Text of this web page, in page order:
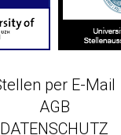
per E-Mail
AGB
DATENSCHUTZ